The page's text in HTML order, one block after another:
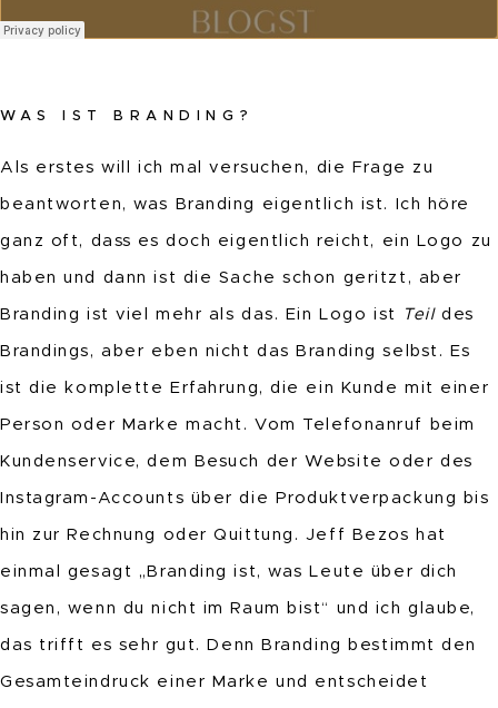
WAS IST BRANDING?
Als erstes will ich mal versuchen, die Frage zu
beantworten, was Branding eigentlich ist. Ich höre
ganz oft, dass es doch eigentlich reicht, ein Logo zu
haben und dann ist die Sache schon geritzt, aber
Branding ist viel mehr als das. Ein Logo ist Teildes
Brandings, aber eben nicht das Branding selbst. Es
ist die komplette Erfahrung, die ein Kunde mit einer
Person oder Marke macht. Vom Telefonanruf beim
Kundenservice, dem Besuch der Website oder des
Instagram-Accounts über die Produktverpackung bis
hin zur Rechnung oder Quittung. Jeff Bezos hat
einmal gesagt „Branding ist, was Leute über dich
sagen, wenn du nicht im Raum bist“ und ich glaube,
das trifft es sehr gut. Denn Branding bestimmt den
Gesamteindruck einer Marke und entscheidet